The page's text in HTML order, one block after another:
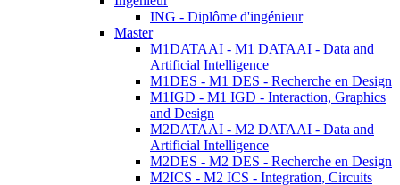
ING - Diplôme d'ingénieur
Master
M1DATAAI - M1 DATAAI - Data and
Artificial Intelligence
M1DES - M1 DES - Recherche en Design
M1IGD - M1 IGD - Interaction, Graphics
and Design
M2DATAAI - M2 DATAAI - Data and
Artificial Intelligence
M2DES - M2 DES - Recherche en Design
M2ICS - M2 ICS - Integration, Circuits